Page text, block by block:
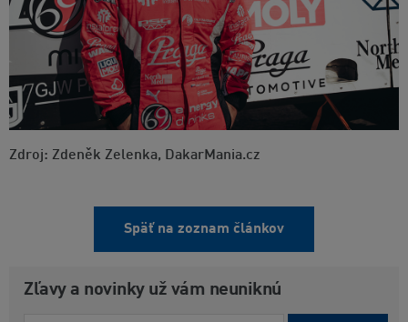
Zdroj: Zdeněk Zelenka, DakarMania.cz
Späť na zoznam článkov
Zľavy a novinky už vám neuniknú